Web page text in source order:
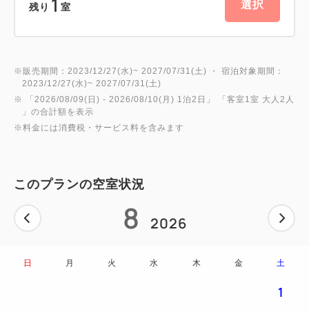
・品川駅より JR山手線にて約20分
＜＜会員になると今よりさらにお得！＞＞
THE FUJITA MEMBERSに入会すると、今ご覧のプ
ランがさらにお得にご予約できます！
費無料）
・全国の藤田観光グループ施設をご利用で、ステージ
に応じて5％から最大12％ポイント還元されます。
設にてご利用いただけます。
残り 室 選択
※販売期間：2023/12/27(水)~ 2027/07/31(土) ・ 宿泊対象期間：
2023/12/27(水)~ 2027/07/31(土)
※ 「 2026/08/09(日) - 2026/08/10(月) 1泊2日 」 「客室1室 大人2人
」の合計額を表示
※料金には消費税・サービス料を含みます
このプランの空室状況
8 2026
日 月 火 水 木 金 土
1